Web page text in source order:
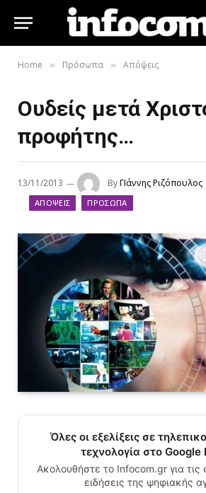
Home » Πρόσωπα » Απόψεις
Ουδείς μετά
προφήτης…
13/11/2013 ByΓΙάννης Ριζόπουλος
ΑΠΌΨΕΙΣ ΠΡΌΣΩΠΑ
Όλες οι εξελίξεις σε
τεχνολογία στο Google
Ακολουθήστε το Infocom.gr για τις
ειδήσεις της ψηφιακής